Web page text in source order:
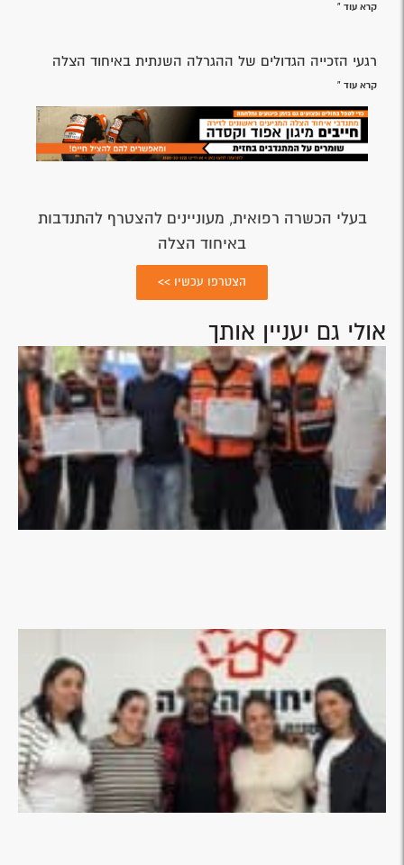
קרא עוד »
רגעי הזכייה הגדולים של ההגרלה השנתית באיחוד הצלה
קרא עוד »
בעלי הכשרה רפואית, מעוניינים להצטרף להתנדבות
באיחוד הצלה
הצטרפו עכשיו >>
אולי גם יעניין אותך